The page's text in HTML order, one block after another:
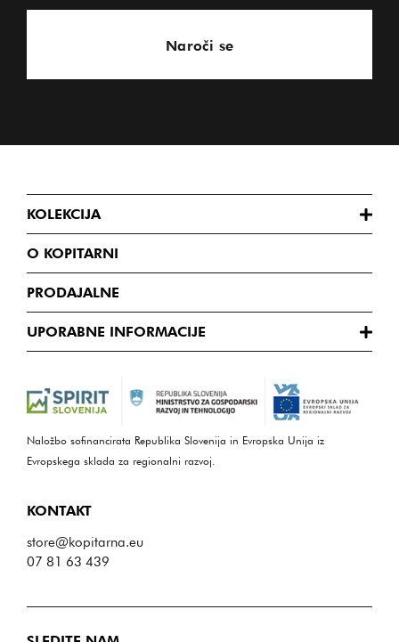
Naroči se
KOLEKCIJA
O KOPITARNI
PRODAJALNE
UPORABNE INFORMACIJE
Naložbo sofinancirata Republika Slovenija in Evropska Unija iz
Evropskega sklada za regionalni razvoj.
KONTAKT
store@kopitarna.eu
07 81 63 439